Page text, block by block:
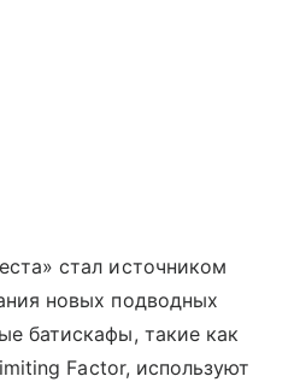
стал источником
новых подводных
батискафы, такие как
Factor, используют